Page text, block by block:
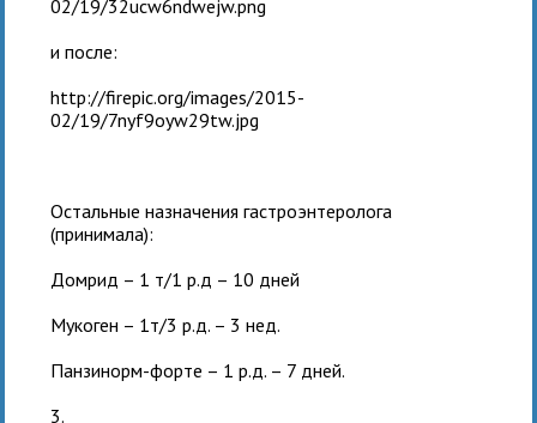
02/19/32ucw6ndwejw.png
и после:
http://firepic.org/images/2015-
02/19/7nyf9oyw29tw.jpg
Остальные назначения гастроэнтеролога
(принимала):
Домрид – 1 т/1 р.д – 10 дней
Мукоген – 1т/3 р.д. – 3 нед.
Панзинорм-форте – 1 р.д. – 7 дней.
3.